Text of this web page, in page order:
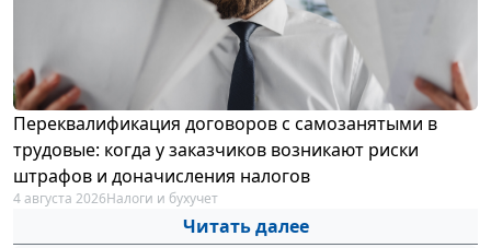
Переквалификация договоров с самозанятыми в
трудовые: когда у заказчиков возникают риски
штрафов и доначисления налогов
4 августа 2026Налоги и бухучет
Читать далее